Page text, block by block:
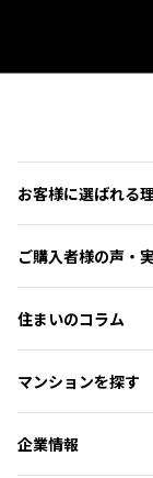
お客様に選ばれる
オーダーシステム
コンパクトマンシ
マンション選びのお
ご購入者様の声・
フォトギャラリー
よくいただくご質問
見学の流れ
住まいのコラム
ローンシミュレーシ
マンションを探す
企業情報